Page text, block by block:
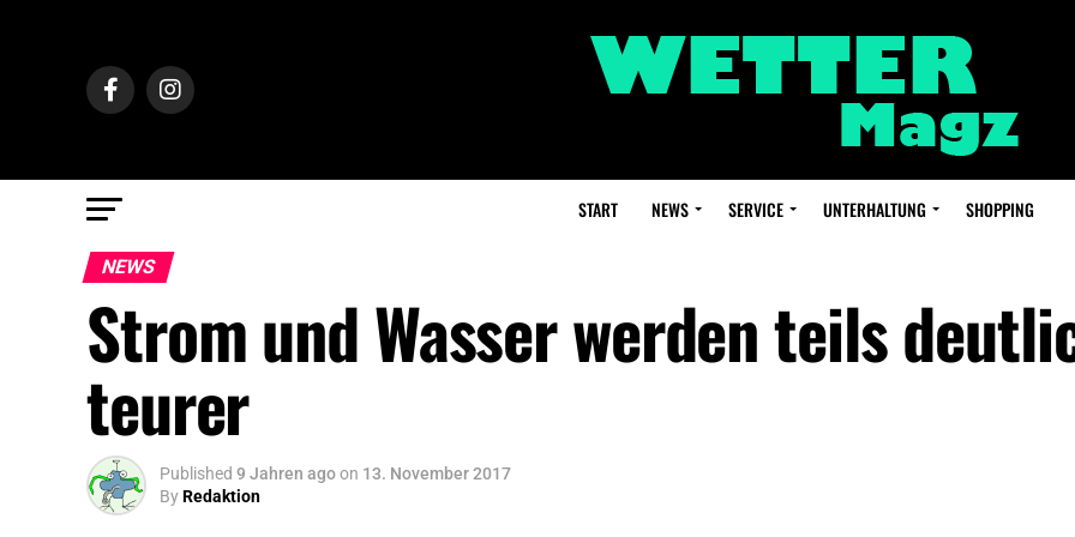
START NEWS SERVICE UNTERHALTUNG SHOPPING
NEWS
Strom und Wasser werden teils
teurer
Published 9 Jahren agoon 13. November 2017
ByRedaktion